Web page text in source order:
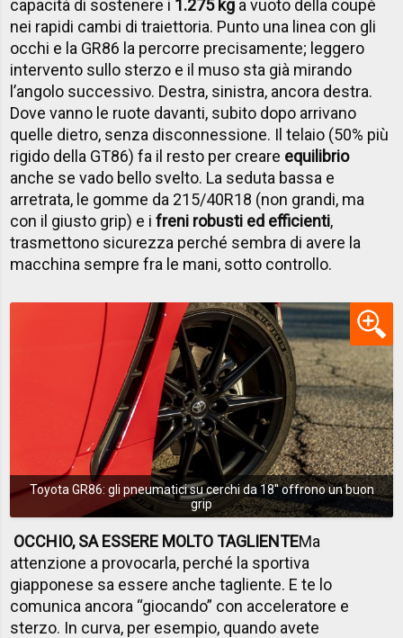
capacità di sostenere i 1.275 kg a vuoto della coupé
nei rapidi cambi di traiettoria. Punto una linea con gli
occhi e la GR86 la percorre precisamente; leggero
intervento sullo sterzo e il muso sta già mirando
l’angolo successivo. Destra, sinistra, ancora destra.
Dove vanno le ruote davanti, subito dopo arrivano
quelle dietro, senza disconnessione. Il telaio (50% più
rigido della GT86) fa il resto per creare equilibrio
anche se vado bello svelto. La seduta bassa e
arretrata, le gomme da 215/40R18 (non grandi, ma
con il giusto grip) e ifreni robusti ed efficienti,
trasmettono sicurezza perché sembra di avere la
macchina sempre fra le mani, sotto controllo.
Toyota GR86: gli pneumatici su cerchi da 18'' offrono un buon
grip
OCCHIO, SA ESSERE MOLTO TAGLIENTEMa
attenzione a provocarla, perché la sportiva
giapponese sa essere anche tagliente. E te lo
comunica ancora “giocando” con acceleratore e
sterzo. In curva, per esempio, quando avete